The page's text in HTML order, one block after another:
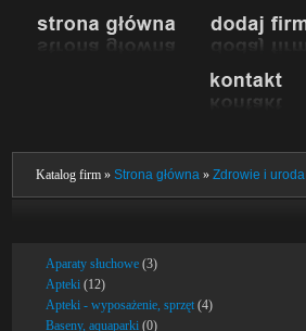
Katalog firm »Strona główna »Zdrowie i uroda
Aparaty słuchowe (3)
Apteki (12)
Apteki - wyposażenie, sprzęt (4)
Baseny, aquaparki (0)